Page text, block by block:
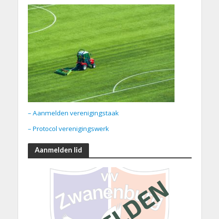
– Aanmelden verenigingstaak
– Protocol verenigingswerk
Aanmelden lid